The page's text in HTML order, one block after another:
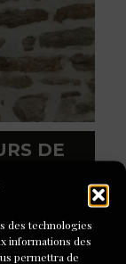
des technologies
informations des
permettra de
DE